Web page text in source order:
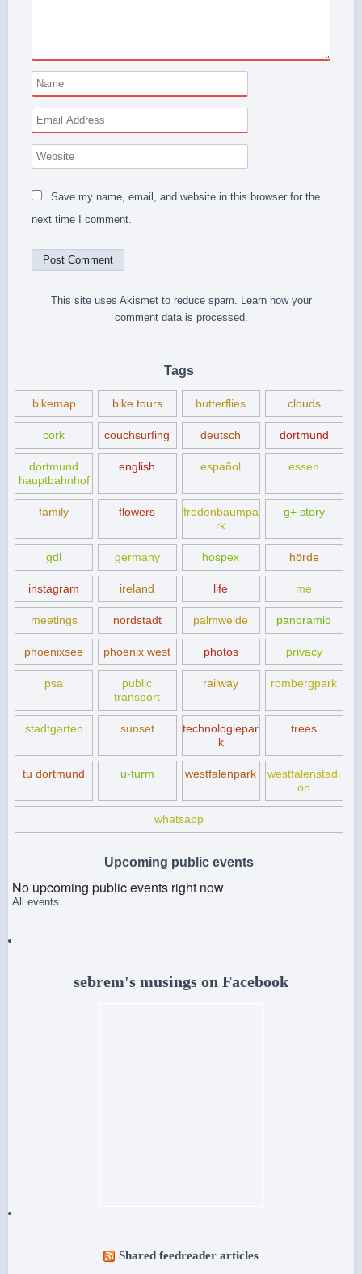
Save my name, email, and website in this browser for the
next time I comment.
This site uses Akismet to reduce spam. Learn how your
comment data is processed.
Tags
bikemap bike tours butterflies clouds
cork couchsurfing deutsch dortmund
dortmund
hauptbahnhof
english español essen
family flowers
fredenbaumpa
rk
g+ story
gdl germany hospex hörde
instagram ireland life me
meetings nordstadt palmweide panoramio
phoenixsee phoenix west photos privacy
psa
public
transport
railway rombergpark
stadtgarten sunset
technologiepar
k
trees
tu dortmund u-turm westfalenpark
westfalenstadi
on
whatsapp
Upcoming public events
No upcoming public events right now
All events...
sebrem's musings on Facebook
Shared feedreader articles